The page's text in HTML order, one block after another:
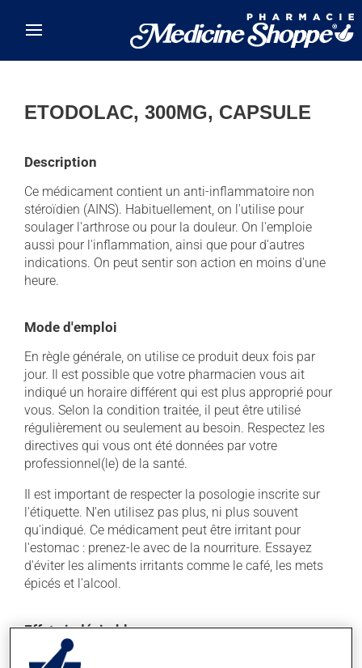
ETODOLAC, 300MG, CAPSULE
Description
Ce médicament contient un anti-inflammatoire non
stéroïdien (AINS). Habituellement, on l'utilise pour
soulager l'arthrose ou pour la douleur. On l'emploie
aussi pour l'inflammation, ainsi que pour d'autres
indications. On peut sentir son action en moins d'une
heure.
Mode d'emploi
En règle générale, on utilise ce produit deux fois par
jour. Il est possible que votre pharmacien vous ait
indiqué un horaire différent qui est plus approprié pour
vous. Selon la condition traitée, il peut être utilisé
régulièrement ou seulement au besoin. Respectez les
directives qui vous ont été données par votre
professionnel(le) de la santé.
Il est important de respecter la posologie inscrite sur
l'étiquette. N'en utilisez pas plus, ni plus souvent
qu'indiqué. Ce médicament peut être irritant pour
l'estomac : prenez-le avec de la nourriture. Essayez
d'éviter les aliments irritants comme le café, les mets
épicés et l'alcool.
Effets indésirables
En plus de ses effets recherchés, ce produit peut à